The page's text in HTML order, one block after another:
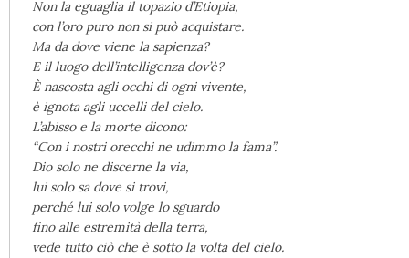
Non la eguaglia il topazio d’Etiopia,
con l’oro puro non si può acquistare.
Ma da dove viene la sapienza?
E il luogo dell’intelligenza dov’è?
È nascosta agli occhi di ogni vivente,
è ignota agli uccelli del cielo.
L’abisso e la morte dicono:
“Con i nostri orecchi ne udimmo la fama”.
Dio solo ne discerne la via,
lui solo sa dove si trovi,
perché lui solo volge lo sguardo
fino alle estremità della terra,
vede tutto ciò che è sotto la volta del cielo.